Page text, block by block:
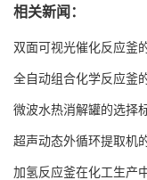
相关新闻：
双面可视光催化反应釜
全自动组合化学反应釜
微波水热消解罐的选择
超声动态外循环提取机
加氢反应釜在化工生产